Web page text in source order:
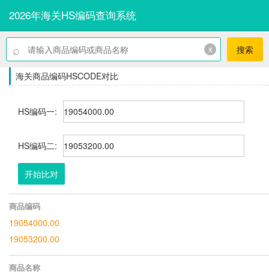
2026年海关HS编码查询系统
⌕ x 搜索
海关商品编码HSCODE对比
HS编码一:
HS编码二:
开始比对
商品编码
19054000.00
19053200.00
商品名称